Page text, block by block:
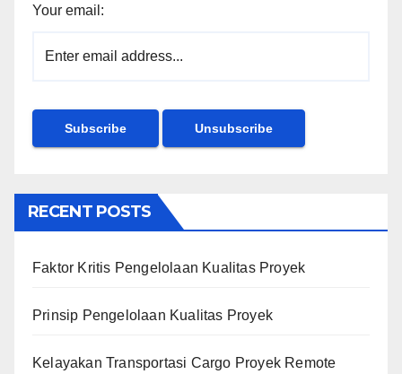
Your email:
RECENT POSTS
Faktor Kritis Pengelolaan Kualitas Proyek
Prinsip Pengelolaan Kualitas Proyek
Kelayakan Transportasi Cargo Proyek Remote